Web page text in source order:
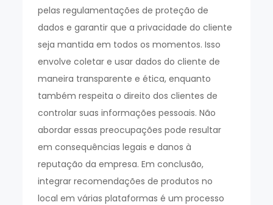
pelas regulamentações de proteção de
dados e garantir que a privacidade do cliente
seja mantida em todos os momentos. Isso
envolve coletar e usar dados do cliente de
maneira transparente e ética, enquanto
também respeita o direito dos clientes de
controlar suas informações pessoais. Não
abordar essas preocupações pode resultar
em consequências legais e danos à
reputação da empresa. Em conclusão,
integrar recomendações de produtos no
local em várias plataformas é um processo